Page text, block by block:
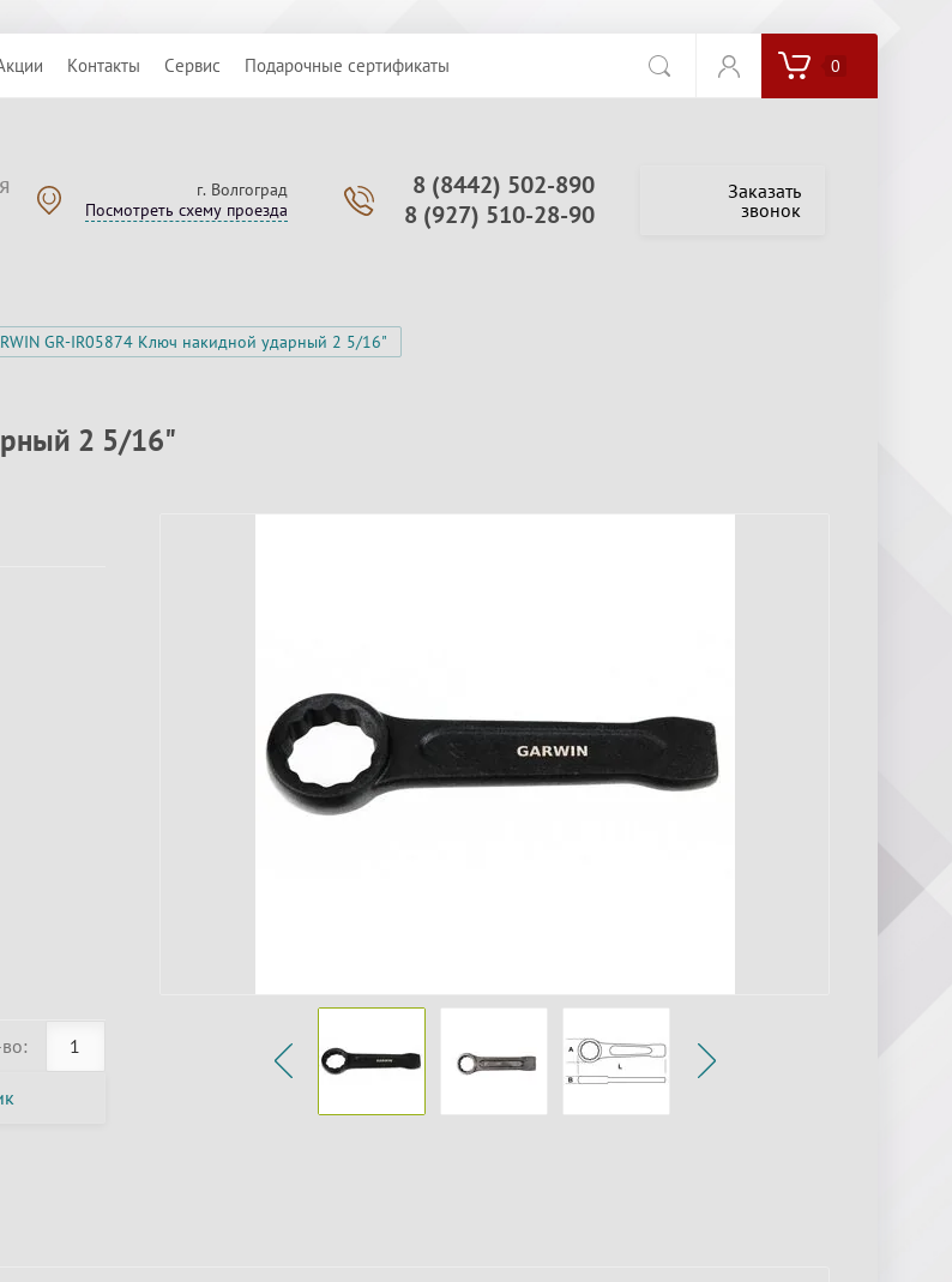
Контакты Сервис Подарочные сертификаты 0
г. Волгоград
Посмотреть схему проезда
8 (8442) 502-890
8 (927) 510-28-90
Заказать
звонок
GR-IR05874 Ключ накидной ударный 2 5/16"
2 5/16"